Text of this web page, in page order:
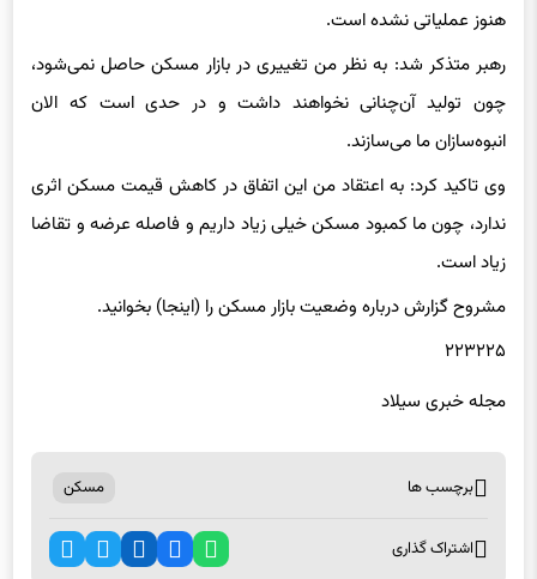
هنوز عملیاتی نشده است.
رهبر متذکر شد: به نظر من تغییری در بازار مسکن حاصل نمی‌شود،
چون تولید آن‌چنانی نخواهند داشت و در حدی است که الان
انبوه‌سازان ما می‌سازند.
وی تاکید کرد: به اعتقاد من این اتفاق در کاهش قیمت مسکن اثری
ندارد، چون ما کمبود مسکن خیلی زیاد داریم و فاصله عرضه و تقاضا
زیاد است.
مشروح گزارش درباره وضعیت بازار مسکن را (اینجا) بخوانید.
۲۲۳۲۲۵
مجله خبری سیلاد
برچسب ها مسکن
اشتراک گذاری